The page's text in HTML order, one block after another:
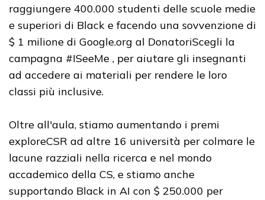
raggiungere 400.000 studenti delle scuole medie
e superiori di Black e facendo una sovvenzione di
$ 1 milione di Google.org al DonatoriScegli la
campagna #ISeeMe , per aiutare gli insegnanti
ad accedere ai materiali per rendere le loro
classi più inclusive.
Oltre all'aula, stiamo aumentando i premi
exploreCSR ad altre 16 università per colmare le
lacune razziali nella ricerca e nel mondo
accademico della CS, e stiamo anche
supportando Black in AI con $ 250.000 per